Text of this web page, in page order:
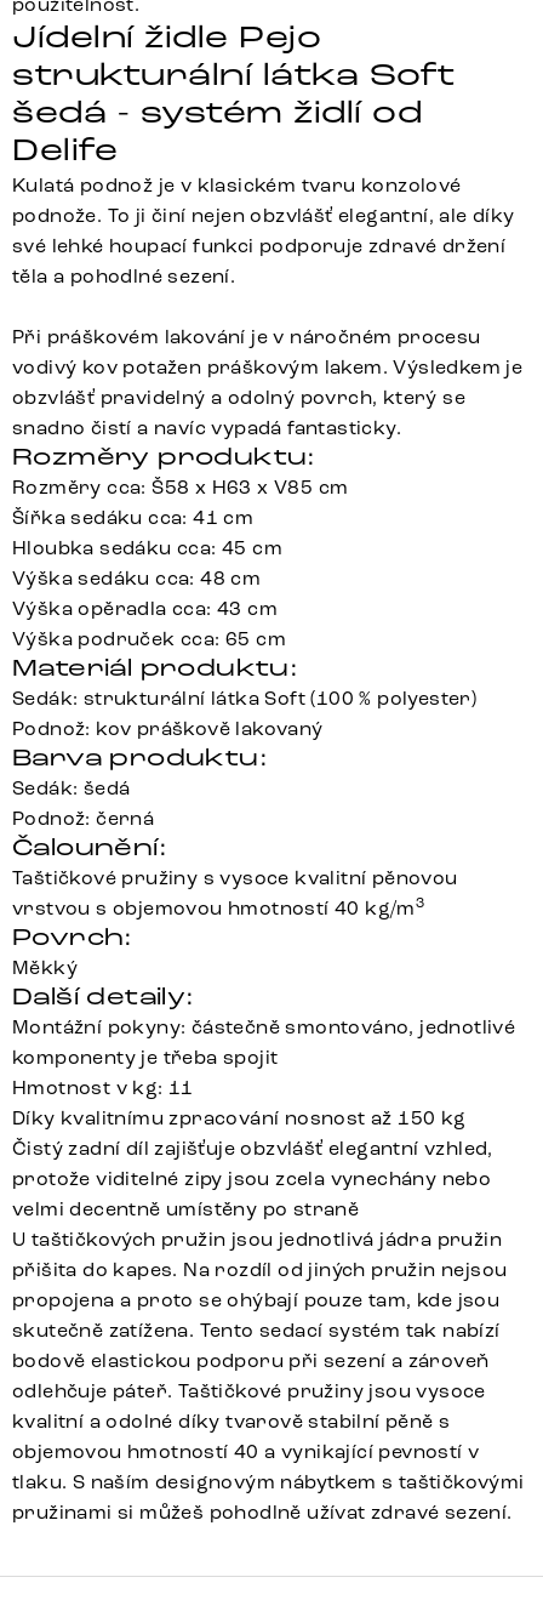
Jídelní židle Pejo
strukturální látka Soft
šedá - systém židlí od
Delife
Kulatá podnož je v klasickém tvaru konzolové
podnože. To ji činí nejen obzvlášť elegantní, ale díky
své lehké houpací funkci podporuje zdravé držení
těla a pohodlné sezení.
Při práškovém lakování je v náročném procesu
vodivý kov potažen práškovým lakem. Výsledkem je
obzvlášť pravidelný a odolný povrch, který se
snadno čistí a navíc vypadá fantasticky.
Rozměry produktu:
Rozměry cca: Š58 x H63 x V85 cm
Šířka sedáku cca: 41 cm
Hloubka sedáku cca: 45 cm
Výška sedáku cca: 48 cm
Výška opěradla cca: 43 cm
Výška područek cca: 65 cm
Materiál produktu:
Sedák: strukturální látka Soft (100 % polyester)
Podnož: kov práškově lakovaný
Barva produktu:
Sedák: šedá
Podnož: černá
Čalounění:
Taštičkové pružiny s vysoce kvalitní pěnovou
vrstvou s objemovou hmotností 40 kg/m3
Povrch:
Měkký
Další detaily:
Montážní pokyny: částečně smontováno, jednotlivé
komponenty je třeba spojit
Hmotnost v kg: 11
Díky kvalitnímu zpracování nosnost až 150 kg
Čistý zadní díl zajišťuje obzvlášť elegantní vzhled,
protože viditelné zipy jsou zcela vynechány nebo
velmi decentně umístěny po straně
U taštičkových pružin jsou jednotlivá jádra pružin
přišita do kapes. Na rozdíl od jiných pružin nejsou
propojena a proto se ohýbají pouze tam, kde jsou
skutečně zatížena. Tento sedací systém tak nabízí
bodově elastickou podporu při sezení a zároveň
odlehčuje páteř. Taštičkové pružiny jsou vysoce
kvalitní a odolné díky tvarově stabilní pěně s
objemovou hmotností 40 a vynikající pevností v
tlaku. S naším designovým nábytkem s taštičkovými
pružinami si můžeš pohodlně užívat zdravé sezení.